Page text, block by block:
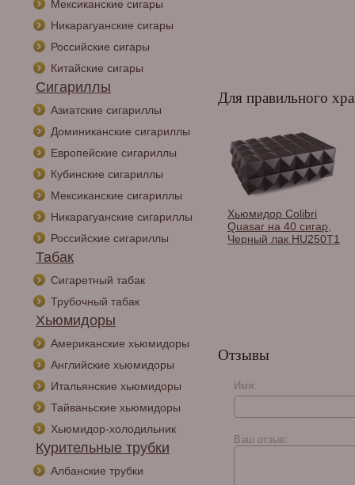
Мексиканские сигары
Никарагуанские сигары
Российские сигары
Китайские сигары
Сигариллы
Азиатские сигариллы
Доминиканские сигариллы
Европейские сигариллы
Кубинские сигариллы
Мексиканские сигариллы
Никарагуанские сигариллы
Российские сигариллы
Табак
Сигаретный табак
Трубочный табак
Хьюмидоры
Американские хьюмидоры
Английские хьюмидоры
Итальянские хьюмидоры
Тайваньские хьюмидоры
Хьюмидор-холодильник
Курительные трубки
Албанские трубки
Для правильного
Хьюмидор Gentili
Dome Top на 60 сигар,
Карбон SV60-Carbon
Хьюмидор Colibri
Quasar на 40 сигар,
Черный лак HU250T1
Отзывы
Имя:
Ваш отзыв: